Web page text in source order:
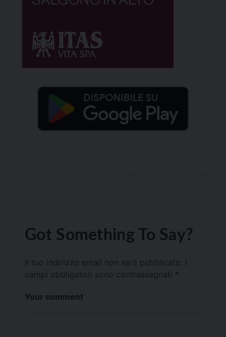
Got Something To Say?
Il tuo indirizzo email non sarà pubblicato.
campi obbligatori sono contrassegnati *
Your comment